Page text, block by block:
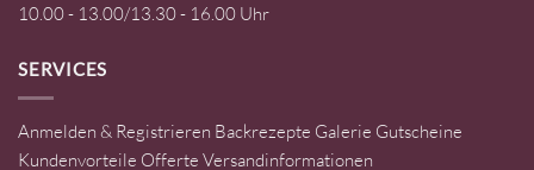
10.00 - 13.00/13.30 - 16.00 Uhr
SERVICES
Anmelden & Registrieren Backrezepte Galerie Gutscheine
Kundenvorteile Offerte Versandinformationen